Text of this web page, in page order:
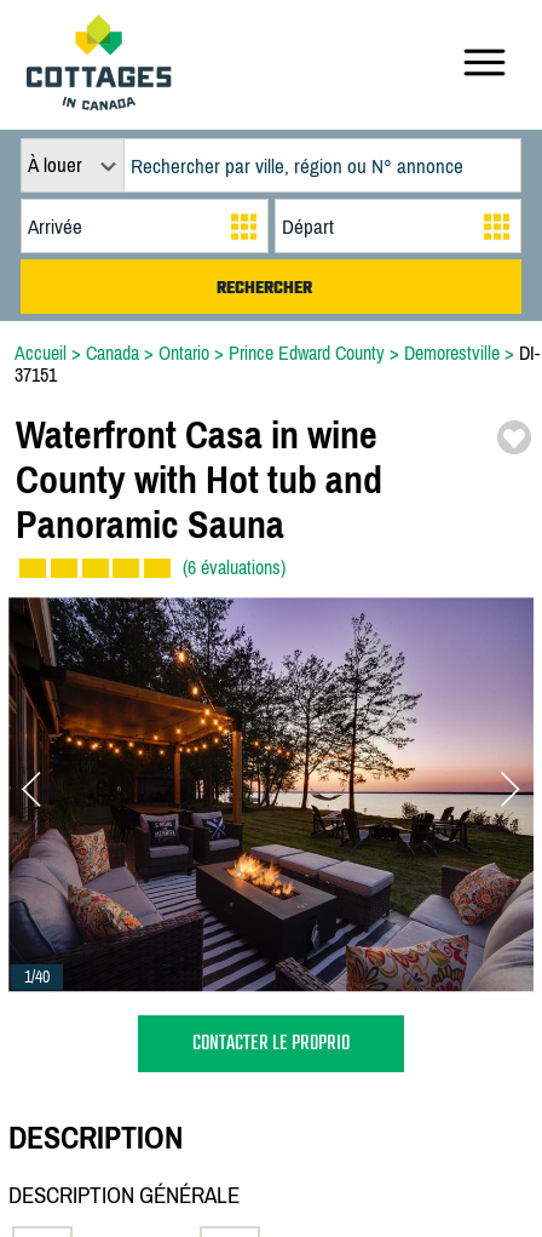
À louer
Accueil > Canada > Ontario > Prince Edward County > Demorestville > DI-
37151
Waterfront Casa in wine
County with Hot tub and
Panoramic Sauna
(6 évaluations)
1/40
CONTACTER LE PROPRIO
DESCRIPTION
DESCRIPTION GÉNÉRALE